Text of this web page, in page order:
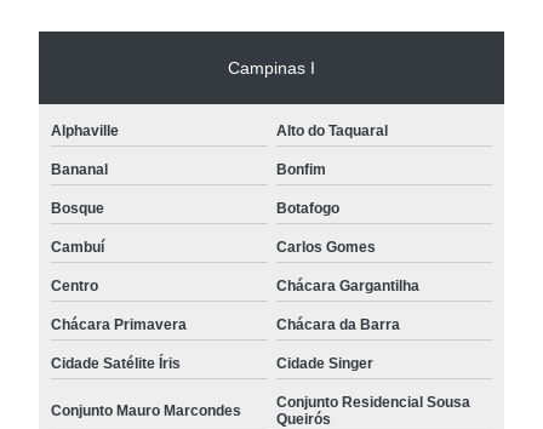
Campinas I
Alphaville Alto do Taquaral
Bananal Bonfim
Bosque Botafogo
Cambuí Carlos Gomes
Centro Chácara Gargantilha
Chácara Primavera Chácara da Barra
Cidade Satélite Íris Cidade Singer
Conjunto Mauro Marcondes
Conjunto Residencial Sousa
Queirós